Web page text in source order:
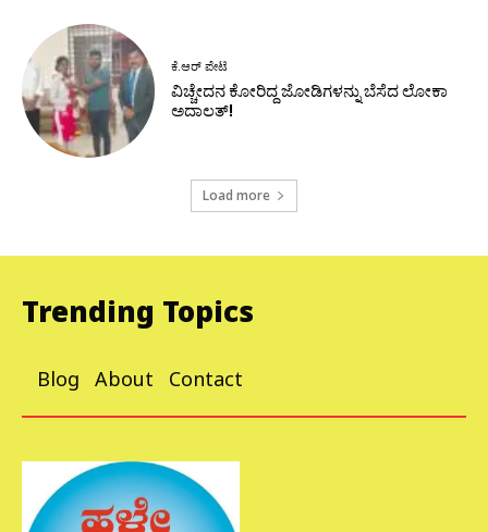
ಕೆ.ಆರ್ ಪೇಟೆ
ವಿಚ್ಚೇದನ ಕೋರಿದ್ದ ಜೋಡಿಗಳನ್ನು ಬೆಸೆದ ಲೋಕಾ
ಅದಾಲತ್!
Load more
Trending Topics
Blog About Contact